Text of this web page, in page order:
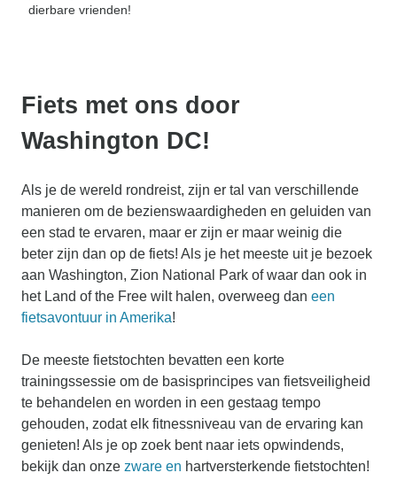
dierbare vrienden!
Fiets met ons door
Washington DC!
Als je de wereld rondreist, zijn er tal van verschillende
manieren om de bezienswaardigheden en geluiden van
een stad te ervaren, maar er zijn er maar weinig die
beter zijn dan op de fiets! Als je het meeste uit je bezoek
aan Washington, Zion National Park of waar dan ook in
het Land of the Free wilt halen, overweeg dan een
fietsavontuur in Amerika!
De meeste fietstochten bevatten een korte
trainingssessie om de basisprincipes van fietsveiligheid
te behandelen en worden in een gestaag tempo
gehouden, zodat elk fitnessniveau van de ervaring kan
genieten! Als je op zoek bent naar iets opwindends,
bekijk dan onze zware en hartversterkende fietstochten!